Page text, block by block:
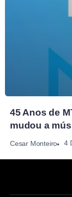
45 Anos de
mudou a
Cesar Monteiro 4